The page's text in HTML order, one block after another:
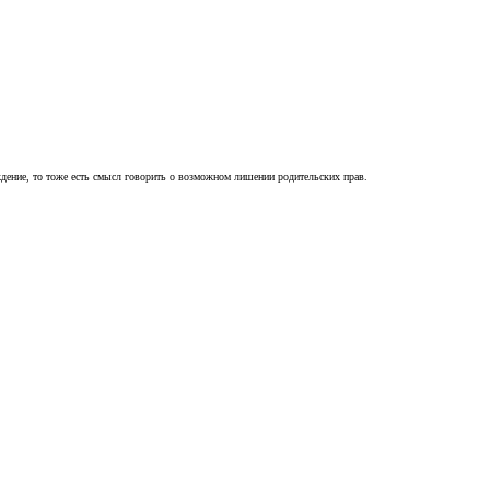
то тоже есть смысл говорить о возможном лишении родительских прав.